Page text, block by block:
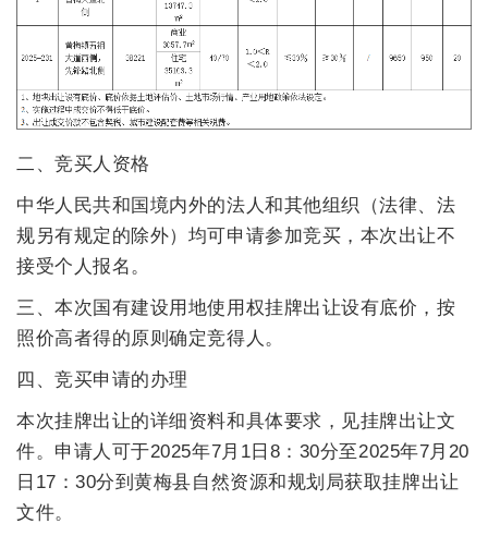
二、竞买人资格
中华人民共和国境内外的法人和其他组织（法律、法
规另有规定的除外）均可申请参加竞买， 本次出让不
接受个人报名。
三、本次国有建设用地使用权挂牌出让设有底价，按
照价高者得的原则确定竞得人。
四、竞买申请的办理
本次挂牌出让的详细资料和具体要求，见挂牌出让文
件。申请人可于2025年7月 1 日8：30分至2025年7月20
日17：30分到黄梅县自然资源和规划局获取挂牌出让
文件。